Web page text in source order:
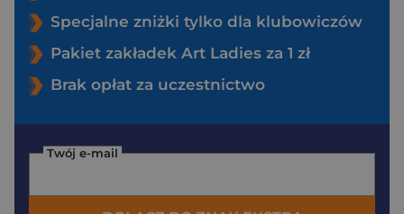
Specjalne zniżki tylko dla klubowiczów
Pakiet zakładek Art Ladies za 1 zł
Brak opłat za uczestnictwo
Twój e-mail